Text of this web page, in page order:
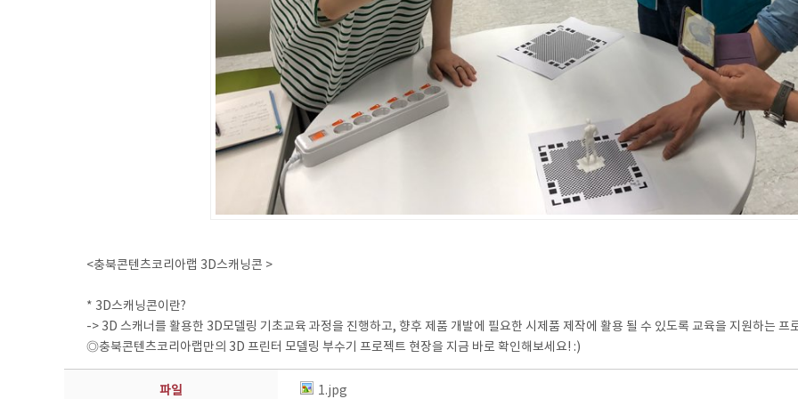
<충북콘텐츠코리아랩 3D스캐닝콘 >
* 3D스캐닝콘이란?
-> 3D 스캐너를 활용한 3D모델링 기초교육 과정을 진행하고, 향후 제품 개발에 필요한 시제품 제작에 활용 될 수 있도록 교육을 지원하는 프
◎충북콘텐츠코리아랩만의 3D 프린터 모델링 부수기 프로젝트 현장을 지금 바로 확인해보세요! :)
파일 1.jpg